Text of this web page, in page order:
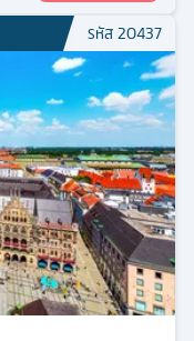
รหัส20437